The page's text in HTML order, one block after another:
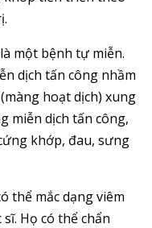
một bệnh tự miễn.
dịch tấn công nhầm
hoạt dịch) xung
miễn dịch tấn công,
khớp, đau, sưng
thể mắc dạng viêm
Họ có thể chẩn